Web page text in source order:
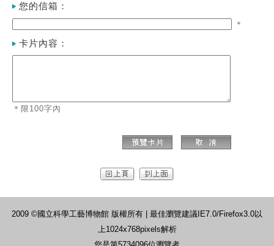
您的信箱：
＊
卡片內容：
＊限100字內
2009 ©國立科學工藝博物館 版權所有 | 最佳瀏覽建議IE7.0/Firefox3.0以
上1024x768pixels解析